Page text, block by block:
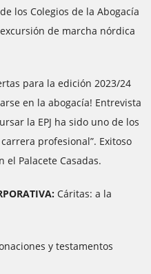
los Colegios de la Abogacía
de marcha nórdica
para la edición 2023/24
en la abogacía! Entrevista
la EPJ ha sido uno de los
profesional”. Exitoso
el Palacete Casadas.
Cáritas: a la
y testamentos